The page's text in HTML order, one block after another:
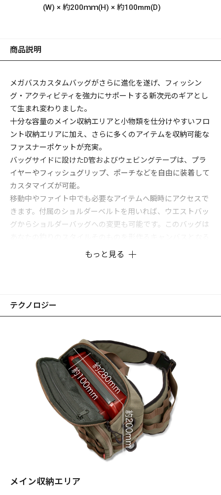
(W) × 約200ｍｍ(H) × 約100mm(D)
商品説明
メガバスカスタムバッグがさらに進化を遂げ、フィッシン
グ・アクティビティを強力にサポートする新次元のギアとし
て生まれ変わりました。
十分な容量のメイン収納エリアと小物類を仕分けやすいフロ
ント収納エリアに加え、さらに多くのアイテムを収納可能な
ファスナーポケットが充実。
バッグサイドに設けたD管およびウェビングテープは、プラ
イヤーやフィッシュグリップ、ポーチなどを自由に装着して
カスタマイズが可能。
移動中やファイト中でも必要なアイテムへ瞬時にアクセスで
きます。付属のショルダーベルトを用いれば、ウエストバッ
グからショルダーバッグへの変更も可能です。このバッグは
もっと見る
テクノロジー
メイン収納エリア